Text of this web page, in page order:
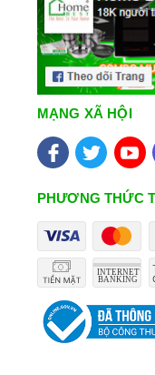
MẠNG XÃ HỘI
PHƯƠNG THỨC